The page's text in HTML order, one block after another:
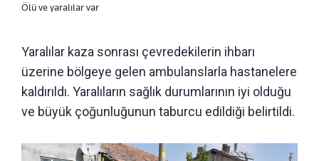
Ölü ve yaralılar var
Yaralılar kaza sonrası çevredekilerin ihbarı
üzerine bölgeye gelen ambulanslarla hastanelere
kaldırıldı. Yaralıların sağlık durumlarının iyi olduğu
ve büyük çoğunluğunun taburcu edildiği belirtildi.